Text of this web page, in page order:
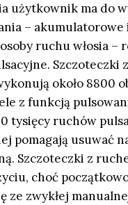
użytkownik ma do
– akumulatorowe
ruchu włosia –
Szczoteczki
około 8800
z funkcją
tysięcy ruchów
pomagają usuwać
Szczoteczki z
choć
ze zwykłej